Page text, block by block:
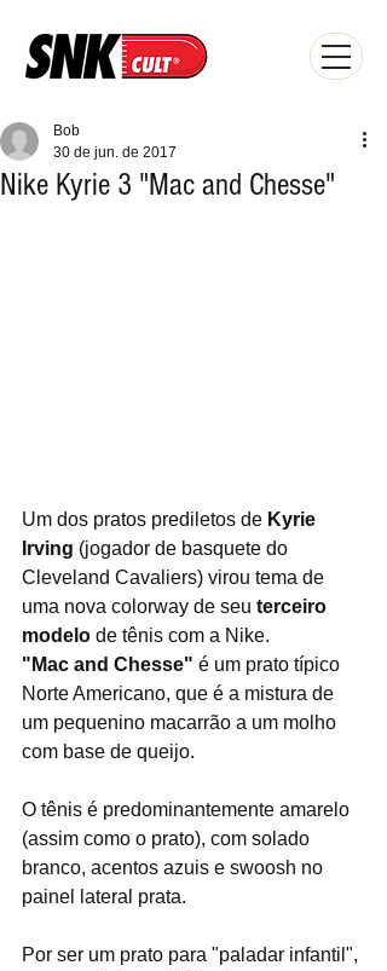
Nike Kyrie 3 "Mac and Chesse"
Bob
30 de jun. de 2017
Um dos pratos prediletos de Kyrie
Irving (jogador de basquete do
Cleveland Cavaliers) virou tema de
uma nova colorway de seu terceiro
modelo de tênis com a Nike.
"Mac and Chesse" é um prato típico
Norte Americano, que é a mistura de
um pequenino macarrão a um molho
com base de queijo.
O tênis é predominantemente amarelo
(assim como o prato), com solado
branco, acentos azuis e swoosh no
painel lateral prata.
Por ser um prato para "paladar infantil",